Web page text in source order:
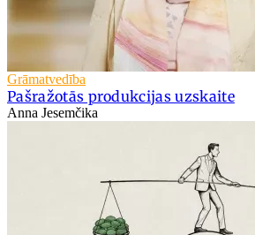
Grāmatvedība
Pašražotās produkcijas uzskaite
Anna Jesemčika